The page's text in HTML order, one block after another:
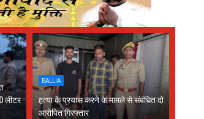
लीटर
BALLIA
हत्या के प्रयास करने के मामले से संबंधित दो
आरोपित गिरफ्तार